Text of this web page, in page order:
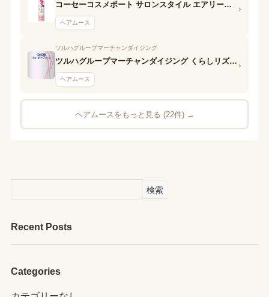
コーセーコスメポート サロンスタイル エアリーホイップワックス (ふわゆるストレート)
ヘアムース
›
ツルハグループマーチャンダイジング
ツルハグループマーチャンダイジング くらしリズム スタイリングフォーム くっきりウェーブ
ヘアムース
›
ヘアムースをもっと見る (22件) →
検索
Recent Posts
Categories